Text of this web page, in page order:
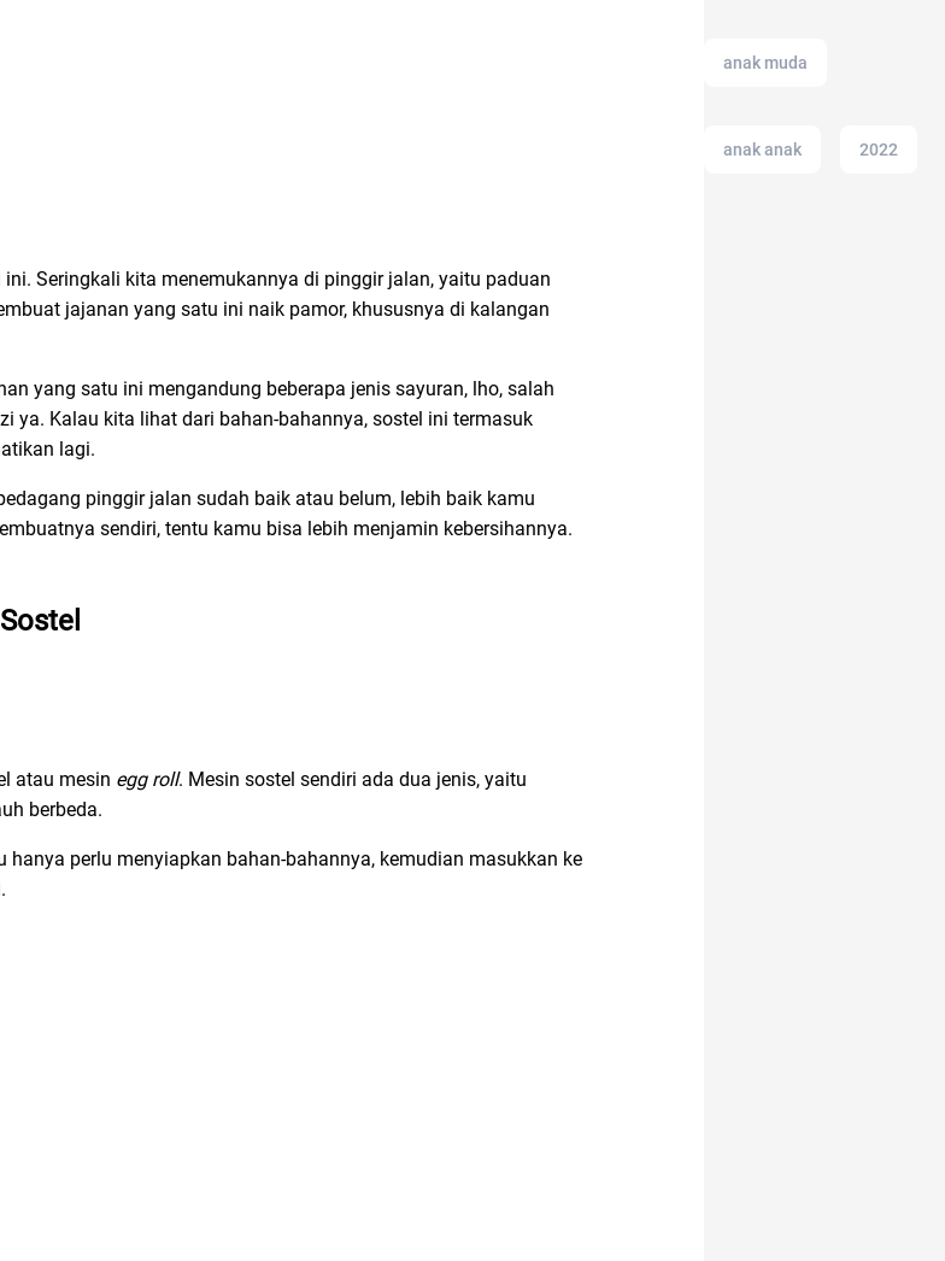
Seringkali kita menemukannya di pinggir jalan, yaitu paduan
jajanan yang satu ini naik pamor, khususnya di kalangan
yang satu ini mengandung beberapa jenis sayuran, lho, salah
ya. Kalau kita lihat dari bahan-bahannya, sostel ini termasuk
lagi.
pinggir jalan sudah baik atau belum, lebih baik kamu
sendiri, tentu kamu bisa lebih menjamin kebersihannya.
atau mesin egg roll. Mesin sostel sendiri ada dua jenis, yaitu
berbeda.
perlu menyiapkan bahan-bahannya, kemudian masukkan ke
anak muda
anak anak 2022